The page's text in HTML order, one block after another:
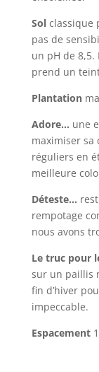
Solclassique
pas de
un pH de 8,5.
prend un
Plantation
Adore… une
maximiser sa
réguliers en
meilleure
Déteste…
rempotage
nous avons
Le truc pour
sur un paillis
fin d’hiver
impeccable.
Espacement